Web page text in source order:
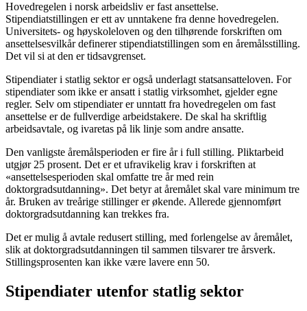
Hovedregelen i norsk arbeidsliv er fast ansettelse.
Stipendiatstillingen er ett av unntakene fra denne hovedregelen.
Universitets- og høyskoleloven og den tilhørende forskriften om
ansettelsesvilkår definerer stipendiatstillingen som en åremålsstilling.
Det vil si at den er tidsavgrenset.
Stipendiater i statlig sektor er også underlagt statsansatteloven. For
stipendiater som ikke er ansatt i statlig virksomhet, gjelder egne
regler. Selv om stipendiater er unntatt fra hovedregelen om fast
ansettelse er de fullverdige arbeidstakere. De skal ha skriftlig
arbeidsavtale, og ivaretas på lik linje som andre ansatte.
Den vanligste åremålsperioden er fire år i full stilling. Pliktarbeid
utgjør 25 prosent. Det er et ufravikelig krav i forskriften at
«ansettelsesperioden skal omfatte tre år med rein
doktorgradsutdanning». Det betyr at åremålet skal vare minimum tre
år. Bruken av treårige stillinger er økende. Allerede gjennomført
doktorgradsutdanning kan trekkes fra.
Det er mulig å avtale redusert stilling, med forlengelse av åremålet,
slik at doktorgradsutdanningen til sammen tilsvarer tre årsverk.
Stillingsprosenten kan ikke være lavere enn 50.
Stipendiater utenfor statlig sektor